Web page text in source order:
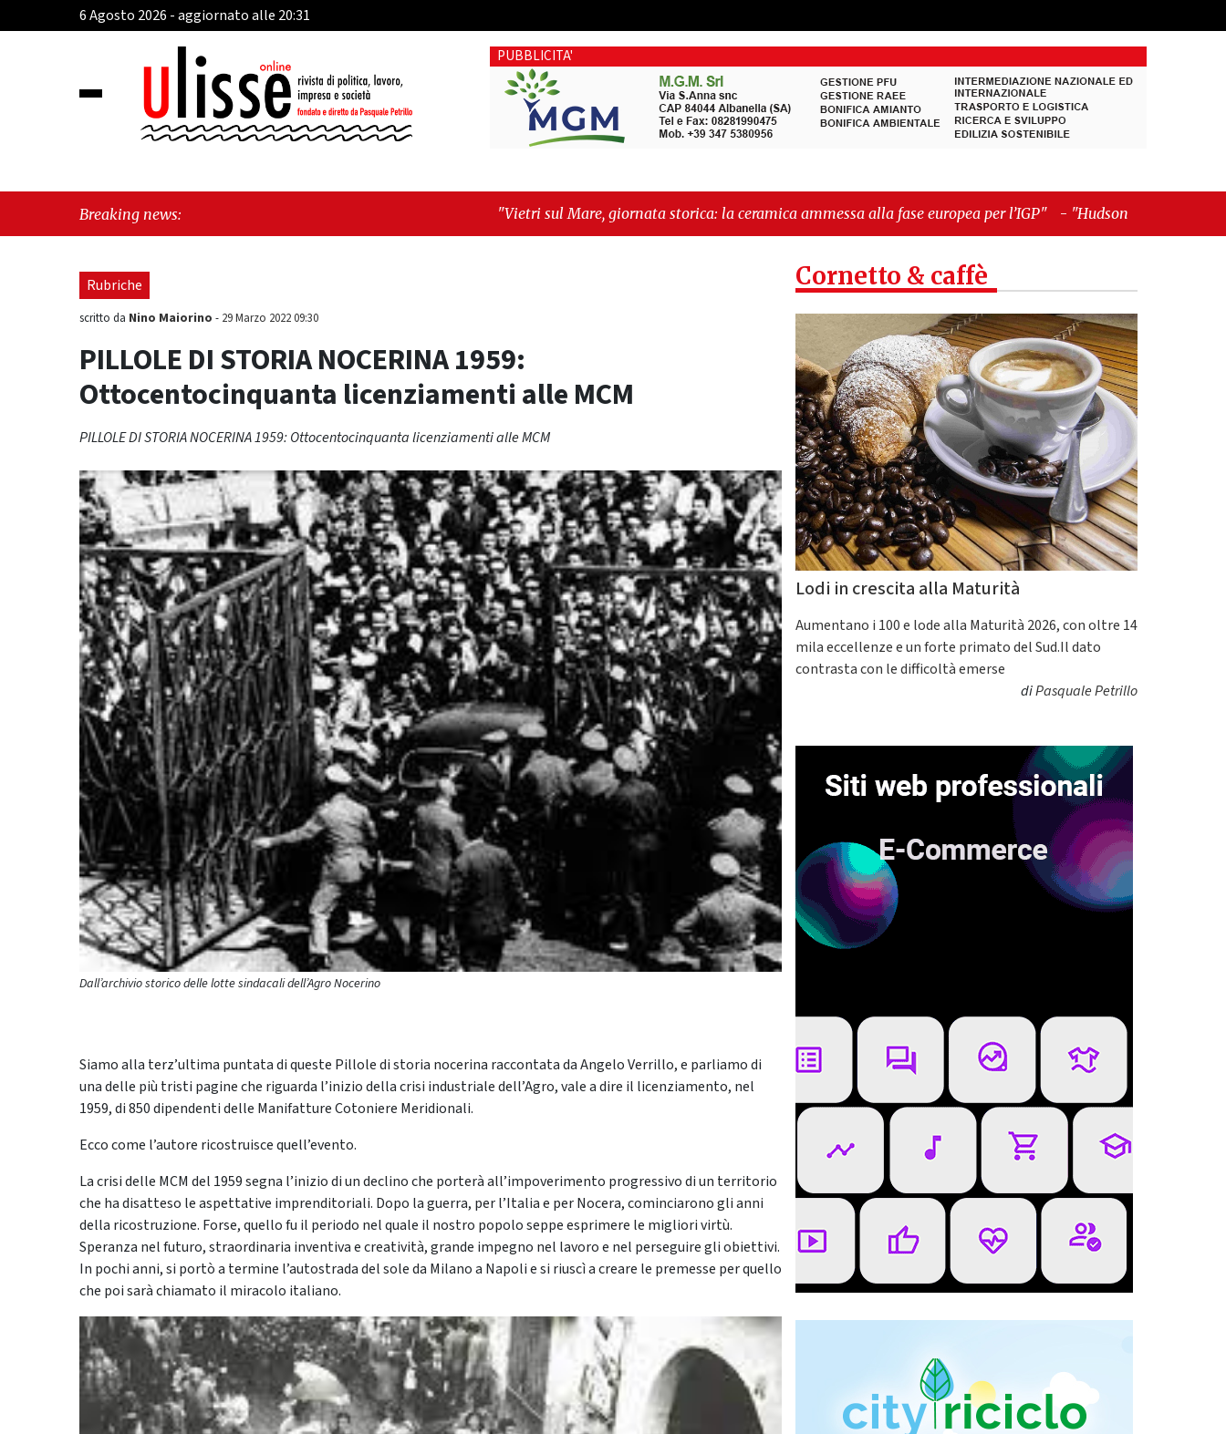
6 Agosto 2026 - aggiornato alle 20:31
PUBBLICITA'
Breaking news: "Vietri sul Mare, giornata storica: la ceramica ammessa alla fase europea per l’IGP" -"Hudson Yards: qui New York morde il
futuro"
Rubriche
scritto da Nino Maiorino - 29 Marzo 2022 09:30
PILLOLE DI STORIA NOCERINA 1959:
Ottocentocinquanta licenziamenti alle MCM
PILLOLE DI STORIA NOCERINA 1959: Ottocentocinquanta licenziamenti alle MCM
Dall’archivio storico delle lotte sindacali dell’Agro Nocerino
Siamo alla terz’ultima puntata di queste Pillole di storia nocerina raccontata da Angelo Verrillo, e parliamo di
una delle più tristi pagine che riguarda l’inizio della crisi industriale dell’Agro, vale a dire il licenziamento, nel
1959, di 850 dipendenti delle Manifatture Cotoniere Meridionali.
Ecco come l’autore ricostruisce quell’evento.
La crisi delle MCM del 1959 segna l’inizio di un declino che porterà all’impoverimento progressivo di un territorio
che ha disatteso le aspettative imprenditoriali. Dopo la guerra, per l’Italia e per Nocera, cominciarono gli anni
della ricostruzione. Forse, quello fu il periodo nel quale il nostro popolo seppe esprimere le migliori virtù.
Speranza nel futuro, straordinaria inventiva e creatività, grande impegno nel lavoro e nel perseguire gli obiettivi.
In pochi anni, si portò a termine l’autostrada del sole da Milano a Napoli e si riuscì a creare le premesse per quello
che poi sarà chiamato il miracolo italiano.
Cornetto & caffè
Lodi in crescita alla Maturità
Aumentano i 100 e lode alla Maturità 2026, con oltre 14
mila eccellenze e un forte primato del Sud.Il dato
contrasta con le difficoltà emerse
diPasquale Petrillo